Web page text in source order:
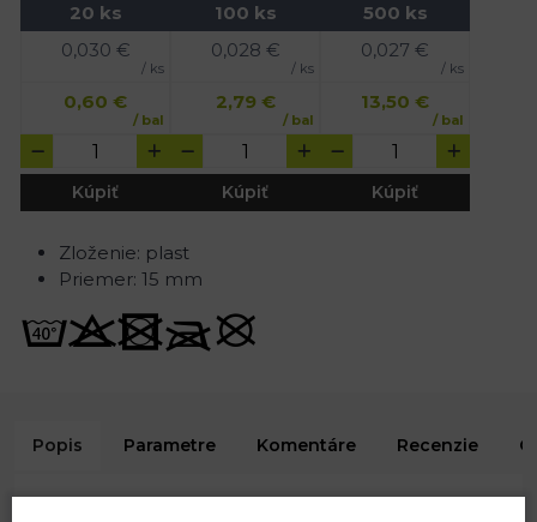
20 ks
0,030 €
/ ks
0,60 €
/ bal
Kúpiť
100 ks
0,028 €
/ ks
2,79€
/ bal
Kúpiť
500 ks
0,027 €
/ ks
13,50 €
/ bal
Kúpiť
Zloženie: plast
Priemer: 15 mm
Popis Parametre Komentáre Recenzie